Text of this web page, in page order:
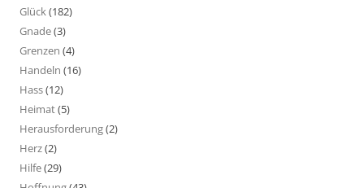
Glück(182)
Gnade(3)
Grenzen (4)
Handeln (16)
Hass(12)
Heimat(5)
Herausforderung(2)
Herz(2)
Hilfe(29)